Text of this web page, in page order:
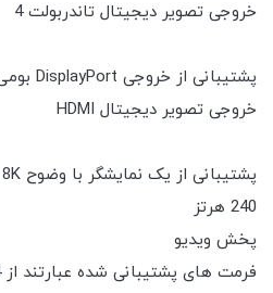
خروجی تصویر دیجیتال تاندربولت 4
پشتیبانی از خروجی DisplayPort بومی از طریق USB-C
خروجی تصویر دیجیتال HDMI
240 هرتز
پخش ویدیو
فرمت های پشتیبانی شده عبارتند از HEVC، H.264، و ProRes